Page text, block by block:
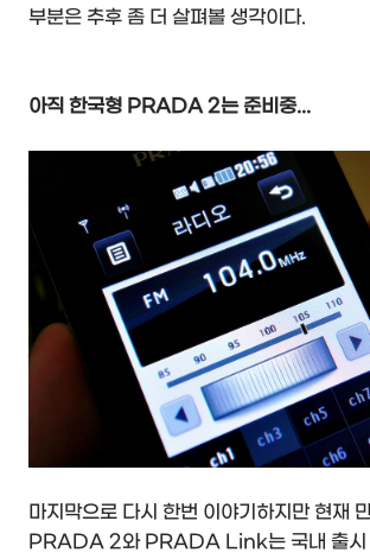
부분은 추후 좀 더 살펴볼 생각이다.
아직 한국형 PRADA 2는 준비중...
마지막으로 다시 한번 이야기하지만 현재
PRADA 2와 PRADA Link는 국내 출시